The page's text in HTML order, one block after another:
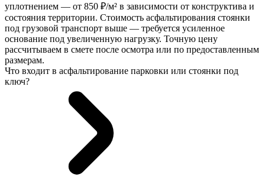
уплотнением — от 850 ₽/м² в зависимости от конструктива и
состояния территории. Стоимость асфальтирования стоянки
под грузовой транспорт выше — требуется усиленное
основание под увеличенную нагрузку. Точную цену
рассчитываем в смете после осмотра или по предоставленным
размерам.
Что входит в асфальтирование парковки или стоянки под
ключ?